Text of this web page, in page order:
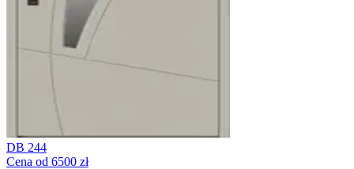
DB 244
Cena od 6500 zł